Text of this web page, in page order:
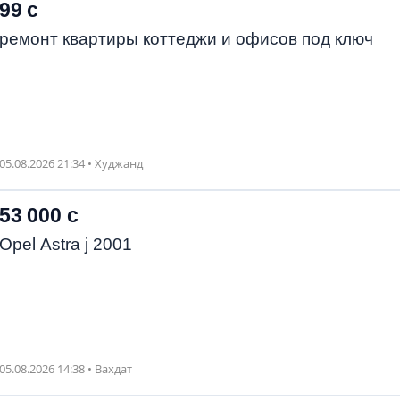
99 с
ремонт квартиры коттеджи и офисов под ключ
05.08.2026 21:34 • Худжанд
53 000 с
Opel Astra j 2001
05.08.2026 14:38 • Вахдат